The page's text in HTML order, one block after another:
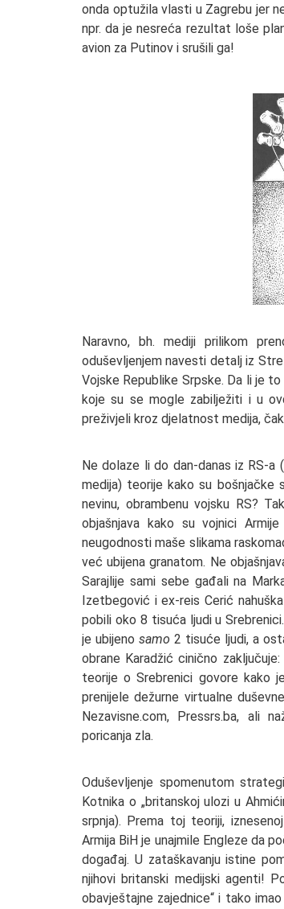
onda optužila vlasti u Zagrebu jer
npr. da je nesreća rezultat loše
avion za Putinov i srušili ga!
Naravno, bh. mediji prilikom
oduševljenjem navesti detalj iz
Vojske Republike Srpske. Da li je
koje su se mogle zabilježiti i u
preživjeli kroz djelatnost medija, čak
Ne dolaze li do dan-danas iz RS-
medija) teorije kako su bošnjačke
nevinu, obrambenu vojsku RS?
objašnjava kako su vojnici
neugodnosti maše slikama
već ubijena granatom. Ne
Sarajlije sami sebe gađali na
Izetbegović i ex-reis Cerić
pobili oko 8 tisuća ljudi u
je ubijenosamo 2 tisuće ljudi, a
obrane Karadžić cinično
teorije o Srebrenici govore kako
prenijele dežurne virtualne
Nezavisne.com, Pressrs.ba, ali
poricanja zla.
Oduševljenje spomenutom
Kotnika o „britanskoj ulozi u
srpnja). Prema toj teoriji,
Armija BiH je unajmile Engleze da
događaj. U zataškavanju istine
njihovi britanski medijski agenti!
obavještajne zajednice“ i tako